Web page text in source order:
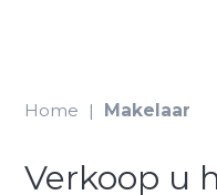
Home | Makelaar
Verkoop u